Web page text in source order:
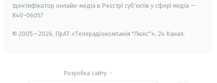
Ідентифікатор онлайн-медіа в Реєстрі суб'єктів у сфері медіа —
R40-06057
© 2005—2026, ПрАТ «Телерадіокомпанія "Люкс"», 24 Канал.
Розробка сайту-